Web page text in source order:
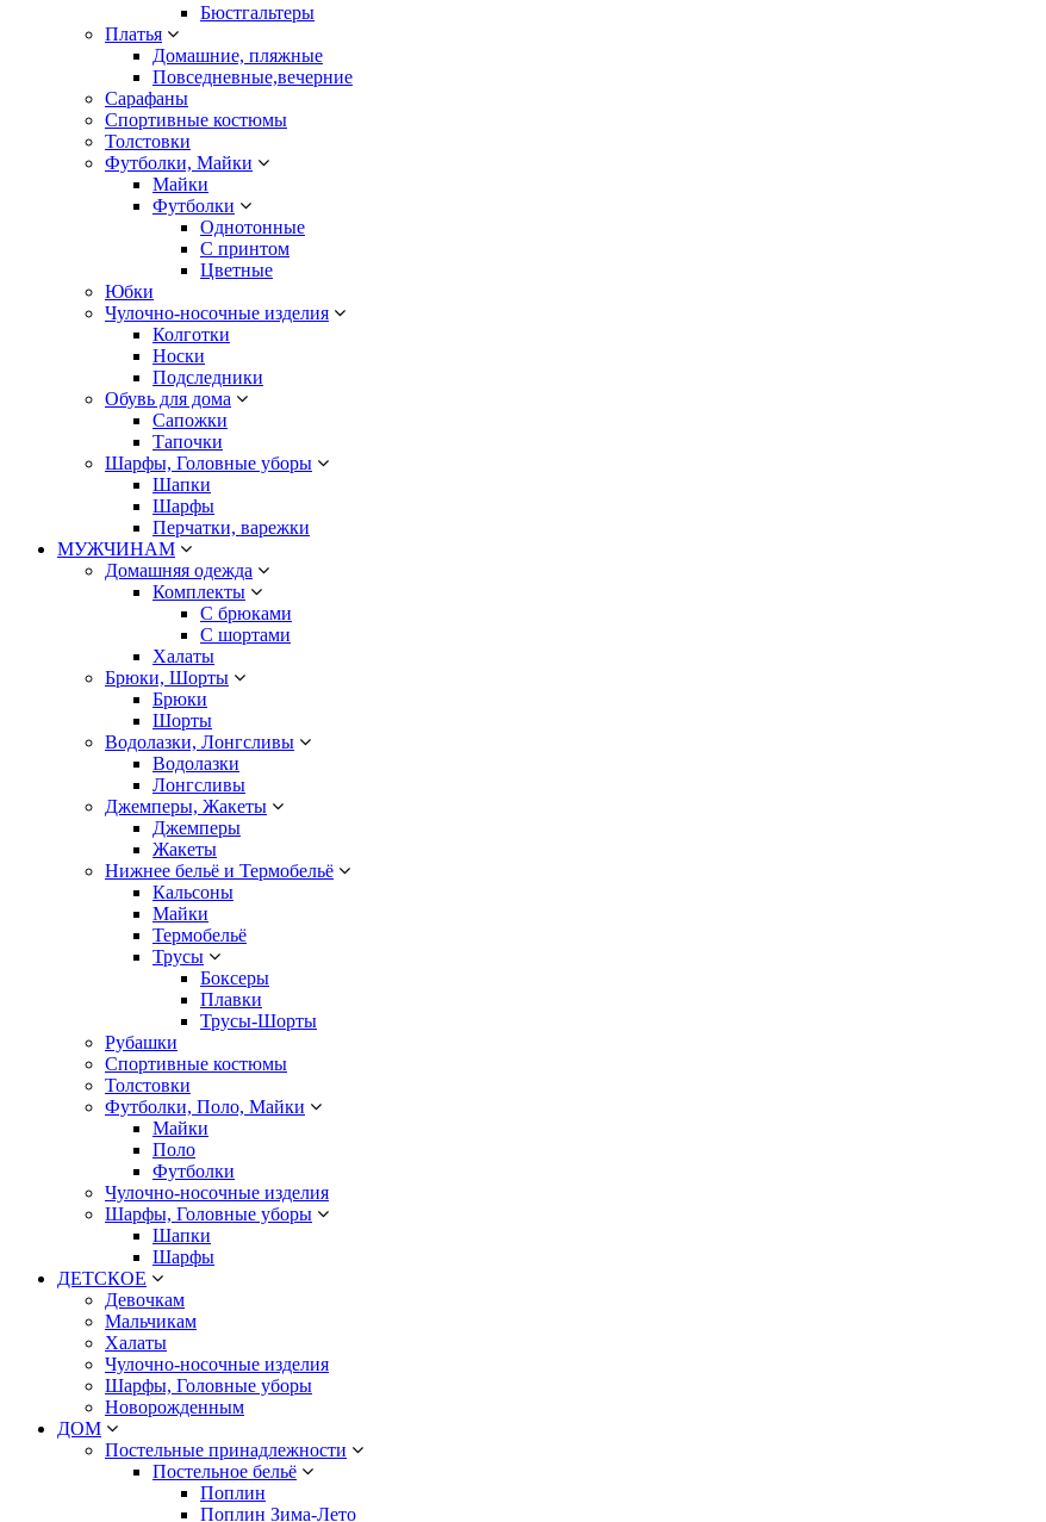
Бюстгальтеры
Платья
Домашние, пляжные
Повседневные,вечерние
Сарафаны
Спортивные костюмы
Толстовки
Футболки, Майки
Майки
Футболки
Однотонные
С принтом
Цветные
Юбки
Чулочно-носочные изделия
Колготки
Носки
Подследники
Обувь для дома
Сапожки
Тапочки
Шарфы, Головные уборы
Шапки
Шарфы
Перчатки, варежки
МУЖЧИНАМ
Домашняя одежда
Комплекты
С брюками
С шортами
Халаты
Брюки, Шорты
Брюки
Шорты
Водолазки, Лонгсливы
Водолазки
Лонгсливы
Джемперы, Жакеты
Джемперы
Жакеты
Нижнее бельё и Термобельё
Кальсоны
Майки
Термобельё
Трусы
Боксеры
Плавки
Трусы-Шорты
Рубашки
Спортивные костюмы
Толстовки
Футболки, Поло, Майки
Майки
Поло
Футболки
Чулочно-носочные изделия
Шарфы, Головные уборы
Шапки
Шарфы
ДЕТСКОЕ
Девочкам
Мальчикам
Халаты
Чулочно-носочные изделия
Шарфы, Головные уборы
Новорожденным
ДОМ
Постельные принадлежности
Постельное бельё
Поплин
Поплин Зима-Лето